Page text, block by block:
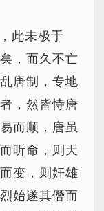
此未极于
，而久不亡
唐制，专地
，然皆恃唐
而顺，唐虽
听命，则天
变，则奸雄
始遂其僭而